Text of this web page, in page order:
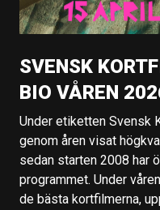
SVENSK
BIO VÅREN
Under etiketten Svensk
genom åren visat
sedan starten 2008 har
programmet. Under
de bästa kortfilmerna,